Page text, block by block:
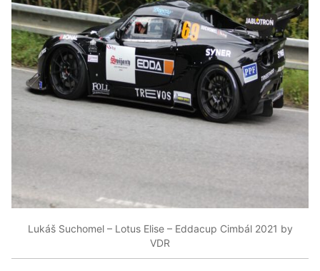
Lukáš Suchomel – Lotus Elise – Eddacup Cimbál 2021 by
VDR